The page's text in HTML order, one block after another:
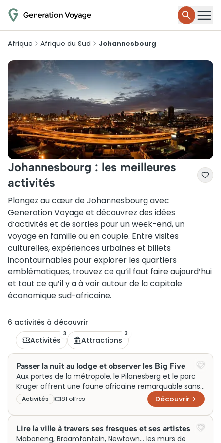
Afrique Afrique du Sud Johannesbourg
Johannesbourg : les meilleures
activités
Plongez au cœur de Johannesbourg avec
Generation Voyage et découvrez des idées
d’activités et de sorties pour un week-end, un
voyage en famille ou en couple. Entre visites
culturelles, expériences urbaines et billets
incontournables pour explorer les quartiers
emblématiques, trouvez ce qu’il faut faire aujourd’hui
et tout ce qu’il y a à voir autour de la capitale
économique sud-africaine.
6 activités à découvrir
Activités
3
Attractions
3
Passer la nuit au lodge et observer les Big Five
Aux portes de la métropole, le Pilanesberg et le parc
Kruger offrent une faune africaine remarquable sans
quitter la région de Johannesburg. Rhinocéros,
éléphants et léopards évoluent dans des réserves
préservées, accessibles en quelques heures de route.
Les safaris au départ de Joburg conviennent autant
aux familles qu’aux photographes naturalistes, avec
Activités 81 offres Découvrir
Lire la ville à travers ses fresques et ses artistes
Maboneng, Braamfontein, Newtown… les murs de